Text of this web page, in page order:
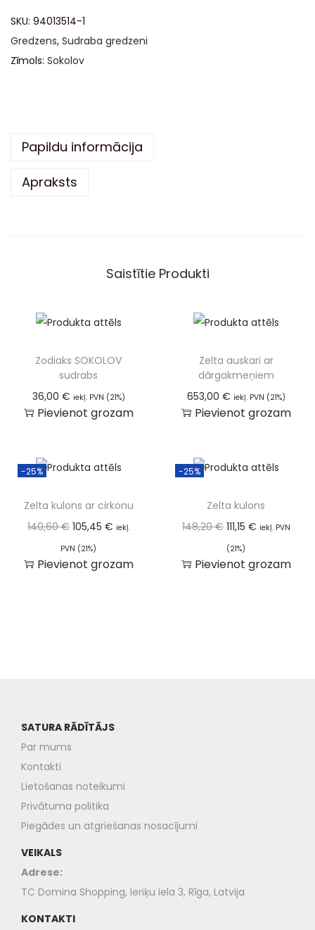
SKU: 94013514-1
Gredzens, Sudraba gredzeni
Zīmols: Sokolov
Papildu informācija
Apraksts
Saistītie Produkti
Zodiaks SOKOLOV
sudrabs
36,00 € iekļ. PVN (21%)
Pievienot grozam
Zelta auskari ar
dārgakmeņiem
653,00 € iekļ. PVN (21%)
Pievienot grozam
-25%
Zelta kulons ar cirkonu
140,60€ 105,45 € iekļ.
PVN (21%)
Pievienot grozam
-25%
Zelta kulons
148,20€ 111,15 € iekļ. PVN
(21%)
Pievienot grozam
SATURA RĀDĪTĀJS
Par mums
Kontakti
Lietošanas noteikumi
Privātuma politika
Piegādes un atgriešanas nosacījumi
VEIKALS
Adrese:
TC Domina Shopping, Ieriķu iela 3, Rīga, Latvija
KONTAKTI